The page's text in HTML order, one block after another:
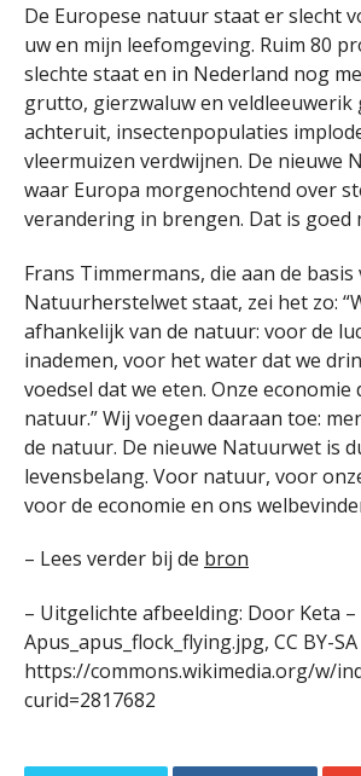
De Europese natuur staat er slecht
uw en mijn leefomgeving. Ruim 80
slechte staat en in Nederland nog
grutto, gierzwaluw en veldleeuwerik
achteruit, insectenpopulaties
vleermuizen verdwijnen. De nieuwe
waar Europa morgenochtend over
verandering in brengen. Dat is goed
Frans Timmermans, die aan de basis
Natuurherstelwet staat, zei het zo:
afhankelijk van de natuur: voor de
inademen, voor het water dat we
voedsel dat we eten. Onze
natuur.” Wij voegen daaraan toe:
de natuur. De nieuwe Natuurwet is
levensbelang. Voor natuur, voor
voor de economie en ons
– Lees verder bij de bron
– Uitgelichte afbeelding: Door Keta
Apus_apus_flock_flying.jpg, CC BY-SA
https://commons.wikimedia.org/w/
curid=2817682